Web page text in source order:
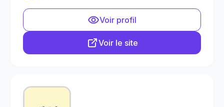
Voir profil
Voir le site